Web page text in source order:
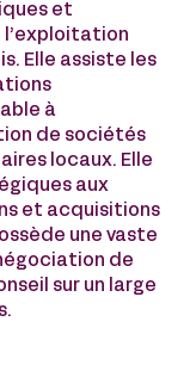
et
Elle assiste les
à
de sociétés
locaux. Elle
aux
et acquisitions
une vaste
de
sur un large